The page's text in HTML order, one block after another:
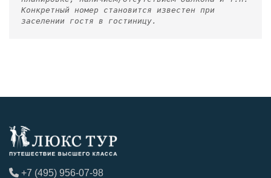
Конкретный номер становится известен при
заселении гостя в гостиницу.
+7 (495) 956-07-98